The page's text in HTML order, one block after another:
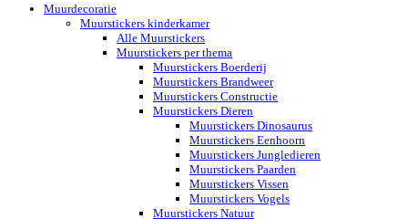
Muurdecoratie
Muurstickers kinderkamer
Alle Muurstickers
Muurstickers per thema
Muurstickers Boerderij
Muurstickers Brandweer
Muurstickers Constructie
Muurstickers Dieren
Muurstickers Dinosaurus
Muurstickers Eenhoorn
Muurstickers Jungledieren
Muurstickers Paarden
Muurstickers Vissen
Muurstickers Vogels
Muurstickers Natuur